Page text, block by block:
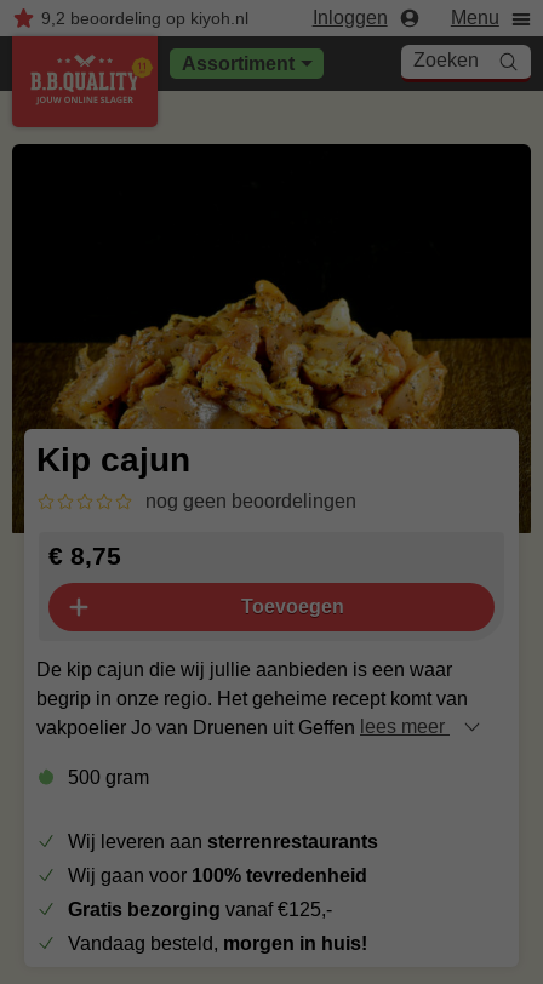
9,2 beoordelingop kiyoh.nl Inloggen Menu
Assortiment Zoeken
Kip cajun
nog geen beoordelingen
De kip cajun die wij jullie aanbieden is een waar
begrip in onze regio. Het geheime recept komt van
vakpoelier Jo van Druenen uit Geffen lees meer
500 gram
€ 8,75
Toevoegen
Wij leveren aan sterrenrestaurants
Wij gaan voor 100% tevredenheid
Gratis bezorging vanaf €125,-
Vandaag besteld, morgen in huis!